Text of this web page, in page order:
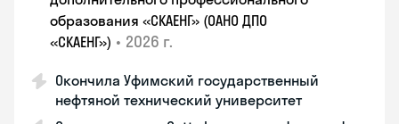
образования «СКАЕНГ» (ОАНО ДПО
«СКАЕНГ») • 2026 г.
Окончила Уфимский государственный
нефтяной технический университет